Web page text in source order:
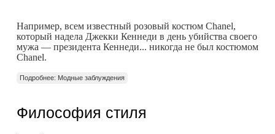
Например, всем известный розовый костюм Chanel,
который надела Джекки Кеннеди в день убийства своего
мужа — президента Кеннеди... никогда не был костюмом
Chanel.
Подробнее: Модные заблуждения
Философия стиля